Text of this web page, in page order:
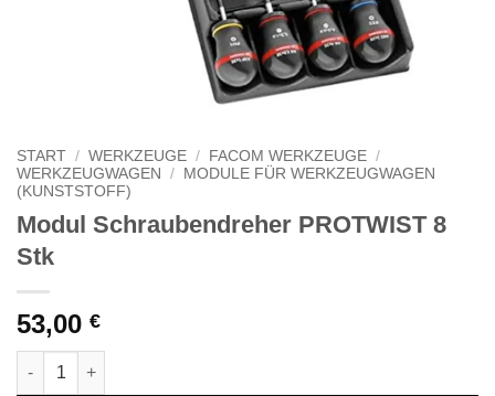
START / WERKZEUGE / FACOM WERKZEUGE /
WERKZEUGWAGEN
/
MODULE FÜR WERKZEUGWAGEN
(KUNSTSTOFF)
Modul Schraubendreher PROTWIST 8
Stk
53,00 €
Modul Schraubendreher PROTWIST 8 Stk Menge